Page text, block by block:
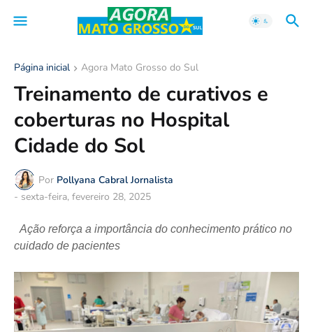
Página inicial Agora Mato Grosso do Sul
Treinamento de curativos e
coberturas no Hospital
Cidade do Sol
Por Pollyana Cabral Jornalista
- sexta-feira, fevereiro 28, 2025
Ação reforça a importância do conhecimento prático no
cuidado de pacientes